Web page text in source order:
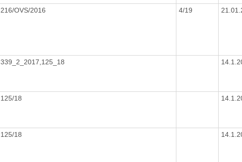
216/OVS/2016 4/19
339_2_2017,125_18
125/18
125/18